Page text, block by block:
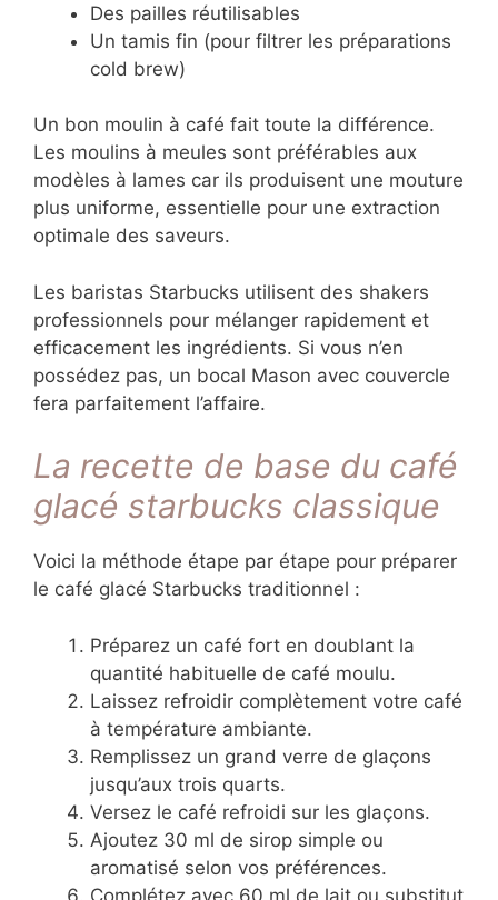
Des pailles réutilisables
Un tamis fin (pour filtrer les préparations
cold brew)
Un bon moulin à café fait toute la différence.
Les moulins à meules sont préférables aux
modèles à lames car ils produisent une mouture
plus uniforme, essentielle pour une extraction
optimale des saveurs.
Les baristas Starbucks utilisent des shakers
professionnels pour mélanger rapidement et
efficacement les ingrédients. Si vous n’en
possédez pas, un bocal Mason avec couvercle
fera parfaitement l’affaire.
La recette de base du café
glacé starbucks classique
Voici la méthode étape par étape pour préparer
le café glacé Starbucks traditionnel :
Préparez un café fort en doublant la
quantité habituelle de café moulu.
Laissez refroidir complètement votre café
à température ambiante.
Remplissez un grand verre de glaçons
jusqu’aux trois quarts.
Versez le café refroidi sur les glaçons.
Ajoutez 30 ml de sirop simple ou
aromatisé selon vos préférences.
Complétez avec 60 ml de lait ou substitut